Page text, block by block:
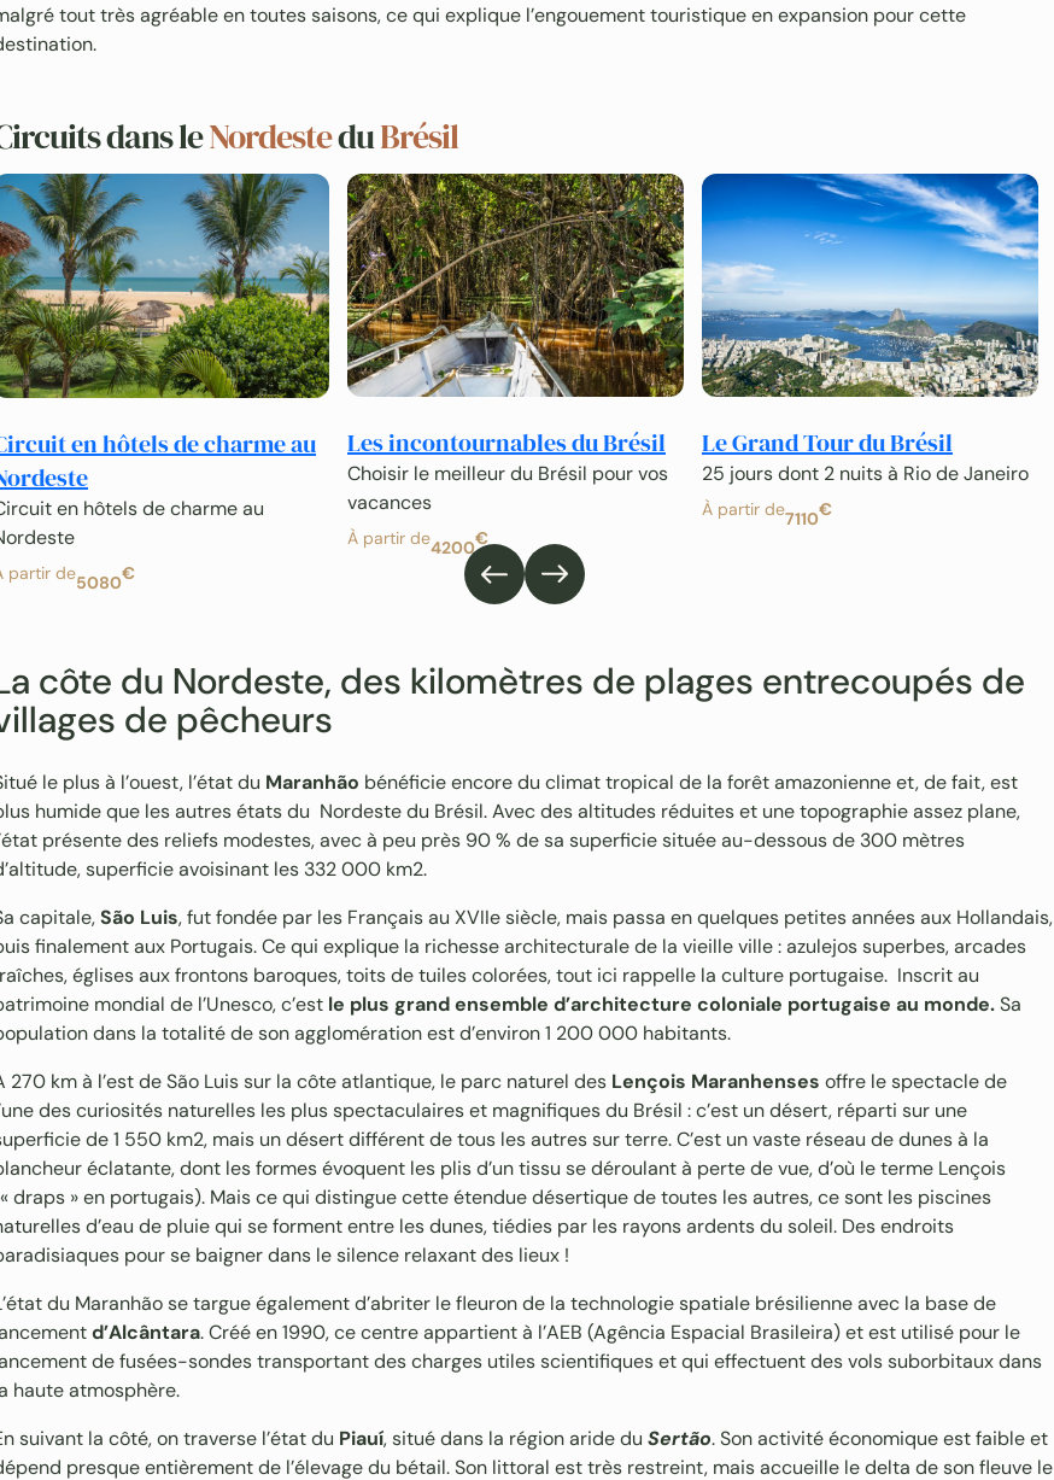
tout très agréable en toutes saisons, ce qui explique l’engouement touristique en expansion pour cette
dans leNordesteduBrésil
en hôtels de charme au
en hôtels de charme au
partir de5080€
Les incontournables du Brésil
Choisir le meilleur du Brésil pour vos
vacances
À partir de4200€
Le Grand Tour du Brésil
25 jours dont 2 nuits à Rio de Janeiro
À partir de7110€
côte du Nordeste, des kilomètres de plages entrecoupés de
de pêcheurs
le plus à l’ouest, l’état du Maranhão bénéficie encore du climat tropical de la forêt amazonienne et, de fait, est
humide que les autres états du Nordeste du Brésil. Avec des altitudes réduites et une topographie assez plane,
présente des reliefs modestes, avec à peu près 90 % de sa superficie située au-dessous de 300 mètres
superficie avoisinant les 332 000 km2.
capitale,São Luis, fut fondée par les Français au XVIIe siècle, mais passa en quelques petites années aux Hollandais,
finalement aux Portugais. Ce qui explique la richesse architecturale de la vieille ville : azulejos superbes, arcades
églises aux frontons baroques, toits de tuiles colorées, tout ici rappelle la culture portugaise. Inscrit au
mondial de l’Unesco, c’est le plus grand ensemble d’architecture coloniale portugaise au monde.Sa
dans la totalité de son agglomération est d’environ 1 200 000 habitants.
270 km à l’est de São Luis sur la côte atlantique, le parc naturel des Lençois Maranhenses offre le spectacle de
des curiosités naturelles les plus spectaculaires et magnifiques du Brésil : c’est un désert, réparti sur une
de 1 550 km2, mais un désert différent de tous les autres sur terre. C’est un vaste réseau de dunes à la
éclatante, dont les formes évoquent les plis d’un tissu se déroulant à perte de vue, d’où le terme Lençois
draps » en portugais). Mais ce qui distingue cette étendue désertique de toutes les autres, ce sont les piscines
d’eau de pluie qui se forment entre les dunes, tiédies par les rayons ardents du soleil. Des endroits
pour se baigner dans le silence relaxant des lieux !
du Maranhão se targue également d’abriter le fleuron de la technologie spatiale brésilienne avec la base de
d’Alcântara. Créé en 1990, ce centre appartient à l’AEB (Agência Espacial Brasileira) et est utilisé pour le
de fusées-sondes transportant des charges utiles scientifiques et qui effectuent des vols suborbitaux dans
haute atmosphère.
suivant la côté, on traverse l’état du Piauí, situé dans la région aride du Sertão. Son activité économique est faible et
presque entièrement de l’élevage du bétail. Son littoral est très restreint, mais accueille le delta de son fleuve le